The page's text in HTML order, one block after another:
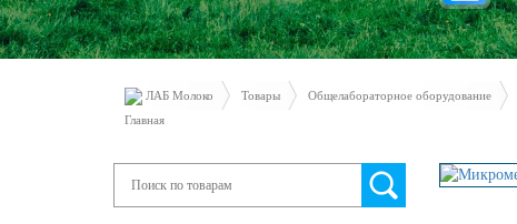
ЛАБ Молоко Товары Общелабораторное оборудование